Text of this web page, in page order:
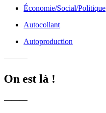
Économie/Social/Politique
Autocollant
Autoproduction
———
On est là !
———